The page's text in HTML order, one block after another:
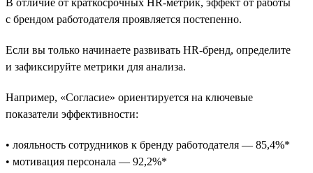
с брендом работодателя проявляется постепенно.
Если вы только начинаете развивать HR-бренд, определите
и зафиксируйте метрики для анализа.
Например, «Согласие» ориентируется на ключевые
показатели эффективности:
• лояльность сотрудников к бренду работодателя — 85,4%*
• мотивация персонала — 92,2%*